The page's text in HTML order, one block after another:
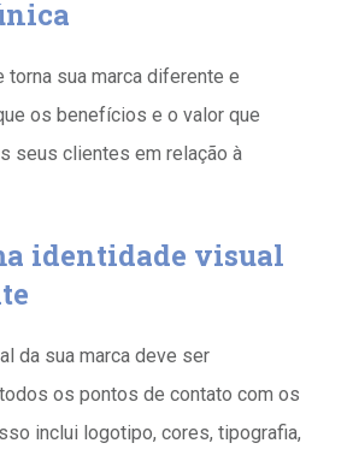
torna sua marca diferente e
os benefícios e o valor que
seus clientes em relação à
identidade visual
da sua marca deve ser
os pontos de contato com os
inclui logotipo, cores, tipografia,